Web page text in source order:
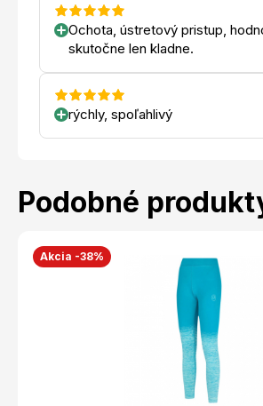
Ochota, ústretový pristup,
skutočne len kladne.
rýchly, spoľahlivý
Podobné
Akcia -38%